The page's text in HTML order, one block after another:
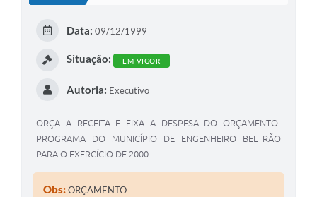
Data: 09/12/1999
Situação: EM VIGOR
Autoria: Executivo
ORÇA A RECEITA E FIXA A DESPESA DO ORÇAMENTO-
PROGRAMA DO MUNICÍPIO DE ENGENHEIRO BELTRÃO
PARA O EXERCÍCIO DE 2000.
Obs:ORÇAMENTO